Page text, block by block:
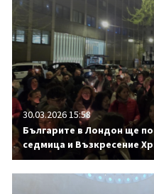
30.03.2026 15:58
Българите в Лондон ще
седмица и Възкресение